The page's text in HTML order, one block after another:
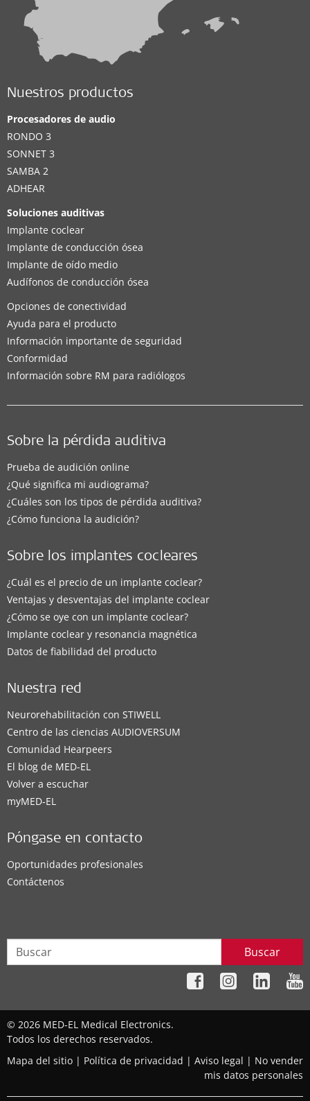
Nuestros productos
Procesadores de audio
RONDO 3
SONNET 3
SAMBA 2
ADHEAR
Soluciones auditivas
Implante coclear
Implante de conducción ósea
Implante de oído medio
Audífonos de conducción ósea
Opciones de conectividad
Ayuda para el producto
Información importante de seguridad
Conformidad
Información sobre RM para radiólogos
Sobre la pérdida auditiva
Prueba de audición online
¿Qué significa mi audiograma?
¿Cuáles son los tipos de pérdida auditiva?
¿Cómo funciona la audición?
Sobre los implantes cocleares
¿Cuál es el precio de un implante coclear?
Ventajas y desventajas del implante coclear
¿Cómo se oye con un implante coclear?
Implante coclear y resonancia magnética
Datos de fiabilidad del producto
Nuestra red
Neurorehabilitación con STIWELL
Centro de las ciencias AUDIOVERSUM
Comunidad Hearpeers
El blog de MED-EL
Volver a escuchar
myMED‑EL
Póngase en contacto
Oportunidades profesionales
Contáctenos
Buscar
© 2026 MED-EL Medical Electronics.
Todos los derechos reservados.
Mapa del sitio | Política de privacidad | Aviso legal | No vender
mis datos personales